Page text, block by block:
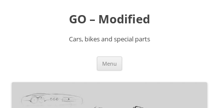
GO – Modified
Cars, bikes and special parts
Menu